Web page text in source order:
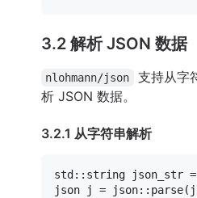
3.2 解析 JSON 数据
nlohmann/json
支持从字
析 JSON 数据。
3.2.1 从字符串解析
std::string json_str =
json j = json:: parse